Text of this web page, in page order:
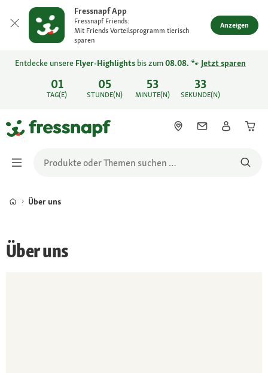
Fressnapf App
Fressnapf Friends:
Mit Friends Vorteilsprogramm tierisch
sparen
Anzeigen
01
TAG(E)
05
STUNDE(N)
53
MINUTE(N)
33
SEKUNDE(N)
Entdecke unsere Flyer-Highlights bis zum08.08. 🐾 Jetzt sparen
Über uns
Über uns